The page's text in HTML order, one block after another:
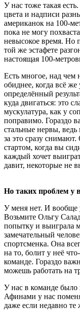
У нас тоже такая
цвета и надписи
американок на 100-
пока не могу
невысокое время. Но
той же эстафете
настоящая 100-
Есть многое, над чем
обиднее, когда всё
определённый
куда двигаться: это
мускулатура, как у
поправимо. Гораздо
стальные нервы,
за это сразу
стартом, когда вы
каждый хочет
давит, некоторые не
Но таких проблем у
У меня нет. И вообще
Возьмите Ольгу
попытку и выиграла
замечательный
спортсменка. Она
на то, болит у неё
команде. Гораздо
можешь работать на
У нас в команде
Афинами у нас
даже если недавно те